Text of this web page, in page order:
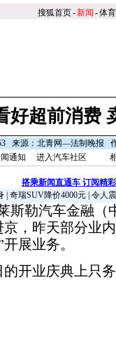
搜狐首页-新闻 -体育
好超前消费
来源：北青网—法制晚报
通知 进入汽车社区
搭乘新闻直通车 订阅精
| 奇瑞SUV降价4000元| 令人
勒汽车金融（
，昨天部分业
展业务。
开业庆典上只务